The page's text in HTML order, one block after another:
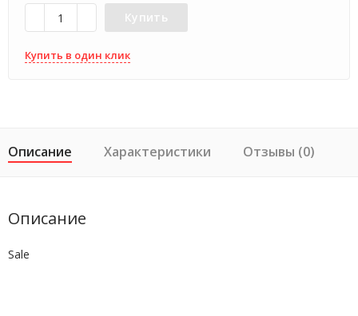
Купить
Купить в один клик
Описание Характеристики Отзывы (0)
Описание
Sale